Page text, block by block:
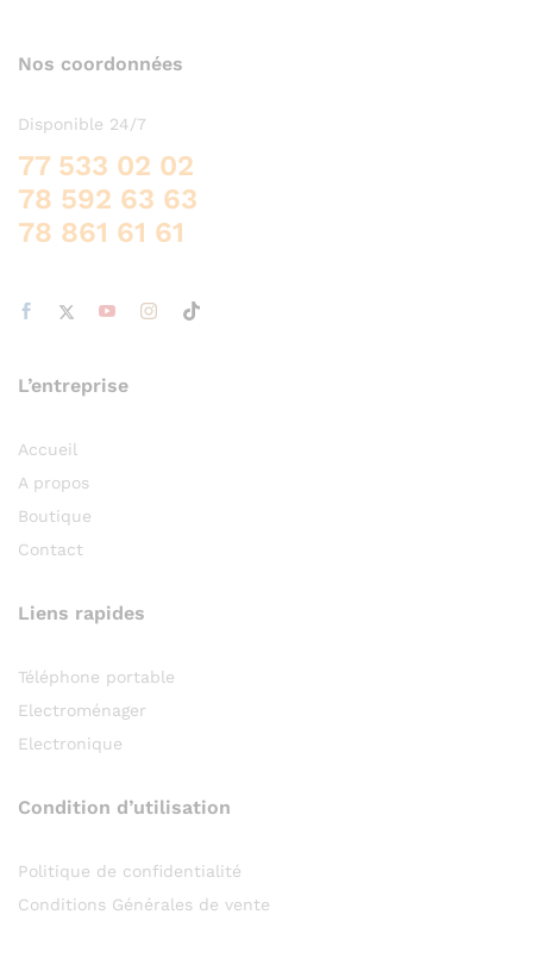
Nos coordonnées
Disponible 24/7
77 533 02 02
78 592 63 63
78 861 61 61
L’entreprise
Accueil
A propos
Boutique
Contact
Liens rapides
Téléphone portable
Electroménager
Electronique
Condition d’utilisation
Politique de confidentialité
Conditions Générales de vente